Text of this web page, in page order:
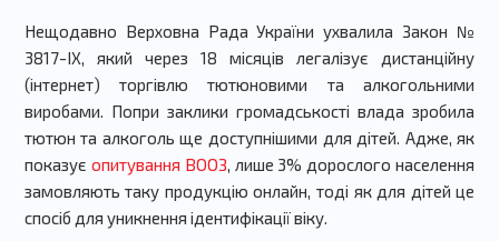
Нещодавно Верховна Рада України ухвалила Закон №
3817-IX, який через 18 місяців легалізує дистанційну
(інтернет) торгівлю тютюновими та алкогольними
виробами. Попри заклики громадськості влада зробила
тютюн та алкоголь ще доступнішими для дітей. Адже, як
показує опитування ВООЗ, лише 3% дорослого населення
замовляють таку продукцію онлайн, тоді як для дітей це
спосіб для уникнення ідентифікації віку.